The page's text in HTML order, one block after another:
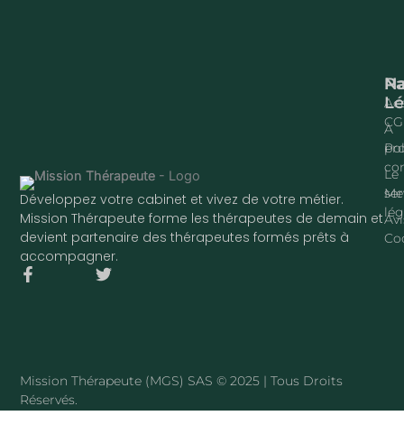
Développez votre cabinet et vivez de votre métier.
Mission Thérapeute forme les thérapeutes de demain et
devient partenaire des thérapeutes formés prêts à
accompagner.
F
k
-
T
À
Le
Mission Thérapeute (MGS) SAS © 2025 | Tous Droits
Réservés.